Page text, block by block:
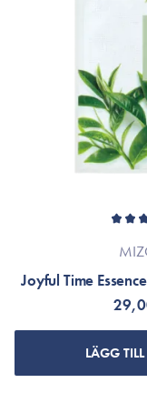
Joyful Time
LÄGG